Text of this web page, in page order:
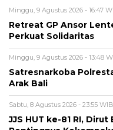
Minggu, 9 Agustus 2026 - 16:47
Retreat GP Ansor
Perkuat Solidaritas
Minggu, 9 Agustus 2026 - 13:48
Satresnarkoba
Arak Bali
Sabtu, 8 Agustus 2026 - 23:55 WIB
JJS HUT ke-81 RI,